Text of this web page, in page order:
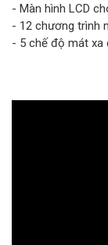
- Màn hình LCD
- 12 chương trình
- 5 chế độ mát xa